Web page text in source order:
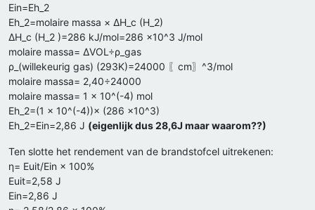
Ein=Eh_2
Eh_2=molaire massa × ΔH_c (H_2)
ΔH_c (H_2 )=286 kJ/mol=286 ×10^3 J/mol
molaire massa= ΔVOL÷ρ_gas
ρ_(willekeurig gas) (293K)=24000 〖cm〗^3/mol
molaire massa= 2,40÷24000
molaire massa= 1 × 10^(-4) mol
Eh_2=(1 × 10^(-4))× (286 ×10^3)
Eh_2=Ein=2,86 J (eigenlijk dus 28,6J maar waarom??)
Ten slotte het rendement van de brandstofcel uitrekenen:
η= Euit/Ein × 100%
Euit=2,58 J
Ein=2,86 J